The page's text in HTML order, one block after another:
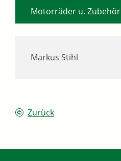
Markus Stihl
Motorräder u. Zubehör
Zurück